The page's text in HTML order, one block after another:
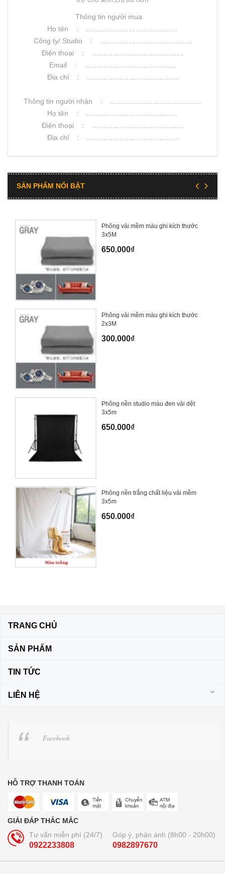
Thông tin người mua
Họ tên : …………………………………
Công ty/ Studio : …………………………………
Điện thoại : …………………………………
Email : …………………………………
Địa chỉ : …………………………………
Thông tin người nhận : …………………………………
Họ tên : …………………………………
Điện thoại : …………………………………
Địa chỉ : …………………………………
SẢN PHẨM NỔI BẬT
Phông vải mềm màu ghi kích thước
3x5M
650.000₫
Phông vải mềm màu ghi kích thước
2x3M
300.000₫
Phông nền studio màu đen vải dệt
3x5m
650.000₫
Phông nền trắng chất liệu vải mềm
3x5m
650.000₫
TRANG CHỦ
SẢN PHẨM
TIN TỨC
LIÊN HỆ
Facebook
HỖ TRỢ THANH TOÁN
GIẢI ĐÁP THẮC MẮC
Tư vấn miễn phí (24/7)
0922233808
Góp ý, phản ánh (8h00 - 20h00)
0982897670